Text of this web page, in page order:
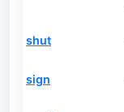
shut
sign